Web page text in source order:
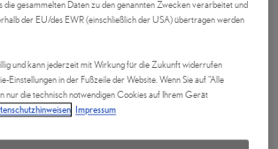
die gesammelten Daten zu den genannten Zwecken verarbeitet und
der EU/des EWR (einschließlich der USA) übertragen werden
und kann jederzeit mit Wirkung für die Zukunft widerrufen
Einstellungen in der Fußzeile der Website. Wenn Sie auf "Alle
nur die technisch notwendigen Cookies auf Ihrem Gerät
Impressum